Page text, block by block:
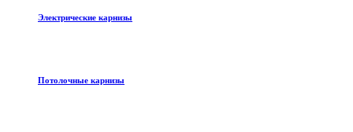
Электрические карнизы
Потолочные карнизы